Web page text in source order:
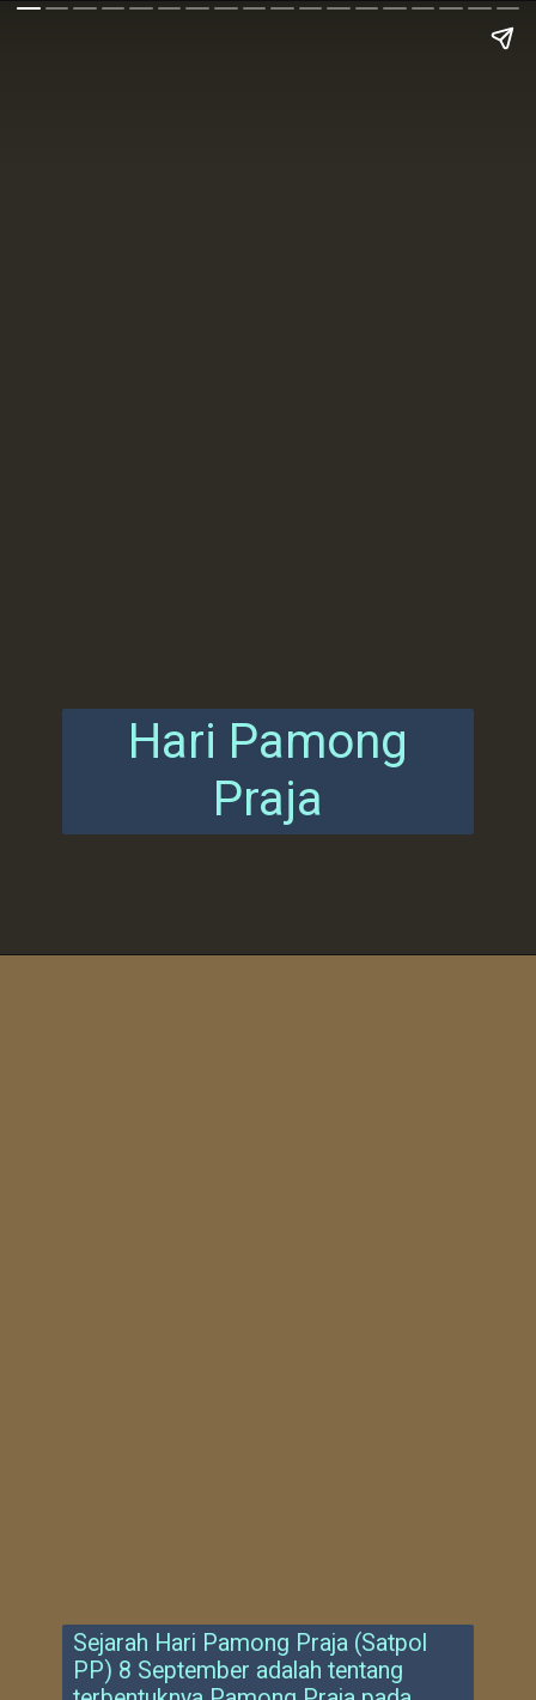
Hari Pamong
Praja
Sejarah Hari Pamong Praja (Satpol
PP) 8 September adalah tentang